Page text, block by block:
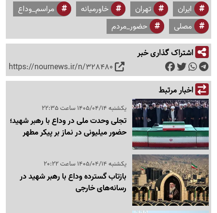
ایران تهران خاورمیانه
مراسم_وداع
مصلی
حضور_مردم
اشتراک گذاری خبر
https://nournews.ir/n/328480
اخبار مرتبط
یکشنبه 1405/04/14 ساعت 22:35
تجلی وحدت ملی در وداع با رهبر شهید؛
حضور میلیونی در نماز بر پیکر مطهر
یکشنبه 1405/04/14 ساعت 20:22
بازتاب گسترده وداع با رهبر شهید در
رسانه‌های خارجی